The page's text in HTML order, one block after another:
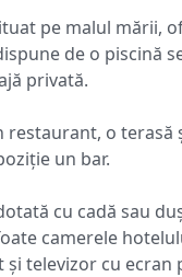
pe malul mării,
de o piscină
privată.
restaurant, o terasă
un bar.
cu cadă sau
camerele
televizor cu ecran